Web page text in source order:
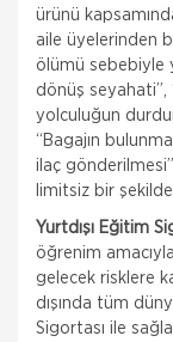
ürünü
aile üyelerinden
ölümü sebebiyle
dönüş
yolculuğun
“Bagajın
ilaç
limitsiz bir
Yurtdışı Eğitim
öğrenim
gelecek risklere
dışında tüm
Sigortası ile